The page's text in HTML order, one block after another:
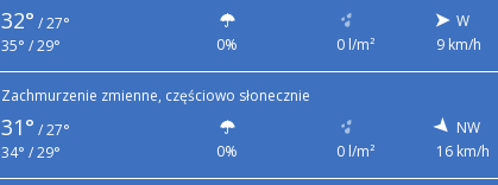
32° /27°
35° / 29°
0% 0 l/m²
W
9 km/h
Zachmurzenie zmienne, częściowo słonecznie
31° /27°
34° / 29°
0% 0 l/m²
NW
16 km/h